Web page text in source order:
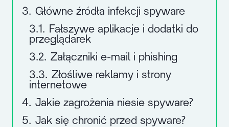
3. Główne źródła infekcji spyware
3.1. Fałszywe aplikacje i dodatki do
przeglądarek
3.2. Załączniki e-mail i phishing
3.3. Złośliwe reklamy i strony
internetowe
4. Jakie zagrożenia niesie spyware?
5. Jak się chronić przed spyware?